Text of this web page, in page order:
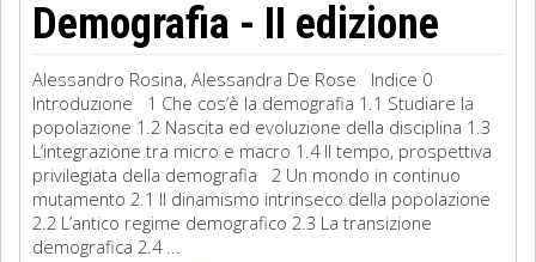
Demografia - II edizione
Alessandro Rosina, Alessandra De Rose Indice 0
Introduzione 1 Che cos’è la demografia 1.1 Studiare la
popolazione 1.2 Nascita ed evoluzione della disciplina 1.3
L’integrazione tra micro e macro 1.4 Il tempo, prospettiva
privilegiata della demografia 2 Un mondo in continuo
mutamento 2.1 Il dinamismo intrinseco della popolazione
2.2 L’antico regime demografico 2.3 La transizione
demografica 2.4 ...